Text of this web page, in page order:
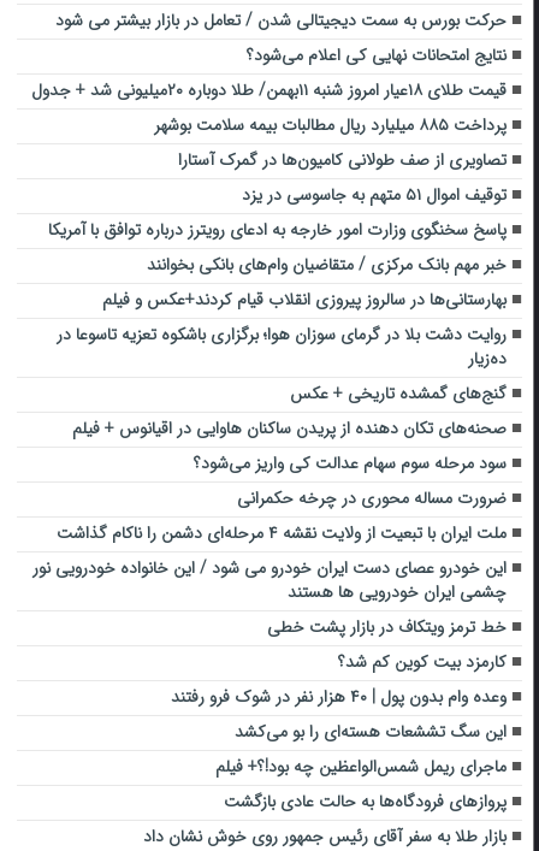
حرکت بورس به سمت دیجیتالی شدن / تعامل در بازار بیشتر می شود
نتایج امتحانات نهایی کی اعلام می‌شود؟
قیمت طلای ۱۸عیار امروز شنبه ۱۱بهمن/ طلا دوباره ۲۰میلیونی شد + جدول
پرداخت ۸۸۵ میلیارد ریال مطالبات بیمه سلامت بوشهر
تصاویری از صف طولانی کامیون‌ها در گمرک آستارا
توقیف اموال ۵۱ متهم به جاسوسی در یزد
پاسخ سخنگوی وزارت امور خارجه به ادعای رویترز درباره توافق با آمریکا
خبر مهم بانک مرکزی / متقاضیان وام‌های بانکی بخوانند
بهارستانی‌ها در سالروز پیروزی انقلاب قیام کردند+عکس و فیلم
روایت دشت بلا در گرمای سوزان هوا؛ برگزاری باشکوه تعزیه تاسوعا در
ده‌زیار
گنج‌های گمشده تاریخی + عکس
صحنه‌های تکان دهنده از پریدن ساکنان هاوایی در اقیانوس + فیلم
سود مرحله سوم سهام عدالت کی واریز می‌شود؟
ضرورت مساله محوری در چرخه حکمرانی
ملت ایران با تبعیت از ولایت نقشه ۴ مرحله‌ای دشمن را ناکام گذاشت
این خودرو عصای دست ایران خودرو می شود / این خانواده خودرویی نور
چشمی ایران خودرویی ها هستند
خط ترمز ویتکاف در بازار پشت خطی
کارمزد بیت کوین کم شد؟
وعده وام بدون پول | ۴۰ هزار نفر در شوک فرو رفتند
این سگ تششعات هسته‌ای را بو می‌کشد
ماجرای ریمل شمس‌الواعظین چه بود!؟+ فیلم
پروازهای فرودگاه‌ها به حالت عادی بازگشت
بازار طلا به سفر آقای رئیس جمهور روی خوش نشان داد